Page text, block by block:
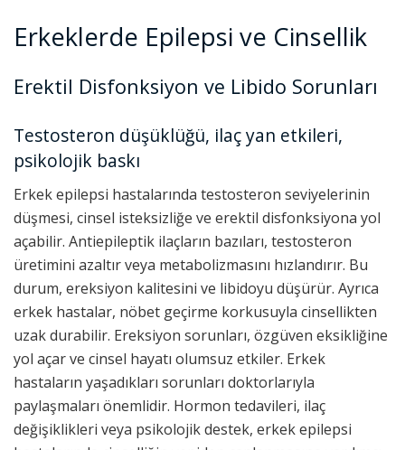
Erkeklerde Epilepsi ve Cinsellik
Erektil Disfonksiyon ve Libido Sorunları
Testosteron düşüklüğü, ilaç yan etkileri,
psikolojik baskı
Erkek epilepsi hastalarında testosteron seviyelerinin
düşmesi, cinsel isteksizliğe ve erektil disfonksiyona yol
açabilir. Antiepileptik ilaçların bazıları, testosteron
üretimini azaltır veya metabolizmasını hızlandırır. Bu
durum, ereksiyon kalitesini ve libidoyu düşürür. Ayrıca
erkek hastalar, nöbet geçirme korkusuyla cinsellikten
uzak durabilir. Ereksiyon sorunları, özgüven eksikliğine
yol açar ve cinsel hayatı olumsuz etkiler. Erkek
hastaların yaşadıkları sorunları doktorlarıyla
paylaşmaları önemlidir. Hormon tedavileri, ilaç
değişiklikleri veya psikolojik destek, erkek epilepsi